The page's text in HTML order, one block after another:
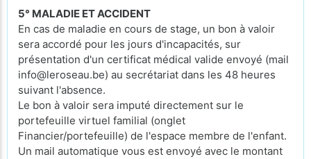
5° MALADIE ET ACCIDENT
En cas de maladie en cours de stage, un bon à valoir
sera accordé pour les jours d'incapacités, sur
présentation d'un certificat médical valide envoyé (mail
info@leroseau.be) au secrétariat dans les 48 heures
suivant l'absence.
Le bon à valoir sera imputé directement sur le
portefeuille virtuel familial (onglet
Financier/portefeuille) de l'espace membre de l'enfant.
Un mail automatique vous est envoyé avec le montant